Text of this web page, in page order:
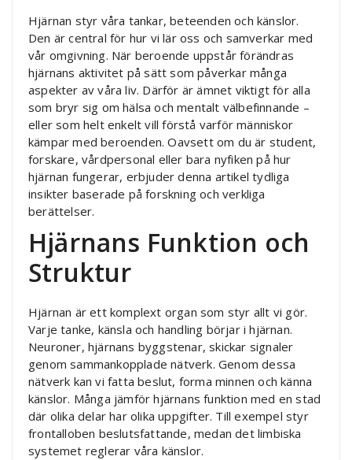
Hjärnan styr våra tankar, beteenden och känslor.
Den är central för hur vi lär oss och samverkar med
vår omgivning. När beroende uppstår förändras
hjärnans aktivitet på sätt som påverkar många
aspekter av våra liv. Därför är ämnet viktigt för alla
som bryr sig om hälsa och mentalt välbefinnande –
eller som helt enkelt vill förstå varför människor
kämpar med beroenden. Oavsett om du är student,
forskare, vårdpersonal eller bara nyfiken på hur
hjärnan fungerar, erbjuder denna artikel tydliga
insikter baserade på forskning och verkliga
berättelser.
Hjärnans Funktion och
Struktur
Hjärnan är ett komplext organ som styr allt vi gör.
Varje tanke, känsla och handling börjar i hjärnan.
Neuroner, hjärnans byggstenar, skickar signaler
genom sammankopplade nätverk. Genom dessa
nätverk kan vi fatta beslut, forma minnen och känna
känslor. Många jämför hjärnans funktion med en stad
där olika delar har olika uppgifter. Till exempel styr
frontalloben beslutsfattande, medan det limbiska
systemet reglerar våra känslor.